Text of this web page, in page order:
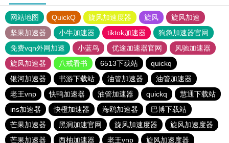
网站地图 QuickQ 旋风加速度器 旋风
旋风加速
坚果加速器
小牛加速器 tiktok加速器
狗急加速器官网
免费vqn外网加速
小蓝鸟 优途加速器官网
风驰加速器
旋风加速器
八戒看书 6513下载站
quickq
银河加速器
书游下载站 油管加速器
油管加速器
老王vnp
快鸭加速器 油管加速器 quickq
慧通下载站
ins加速器
快橙加速器 海鸥加速器
巴博下载站
芒果加速器
黑洞加速官网 旋风加速度器
旋风加速度器
芒果加速器
西柚加速器 老王vnp 旋风加速度器